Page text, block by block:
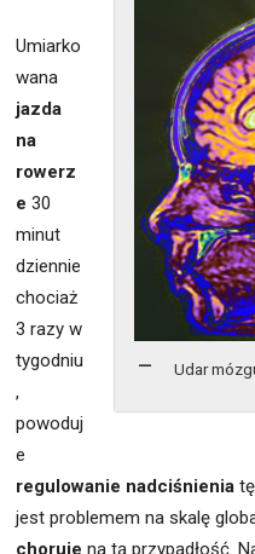
Udar
Umiarko
wana
jazda
na
rowerz
e 30
minut
dziennie
chociaż
3 razy w
tygodniu
,
powoduj
e
regulowanie nadciśnienia
jest problemem na skalę
choruje na tą przypadłość.